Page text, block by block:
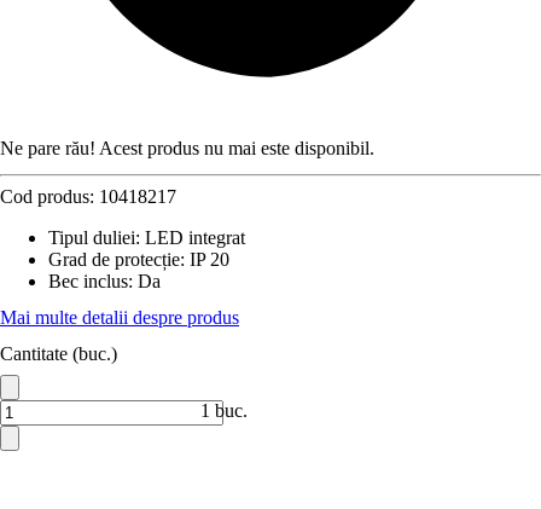
Ne pare rău! Acest produs nu mai este disponibil.
Cod produs: 10418217
Tipul duliei: LED integrat
Grad de protecție: IP 20
Bec inclus: Da
Mai multe detalii despre produs
Cantitate (buc.)
1 buc.